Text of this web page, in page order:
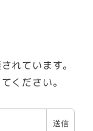
れています。
ください。